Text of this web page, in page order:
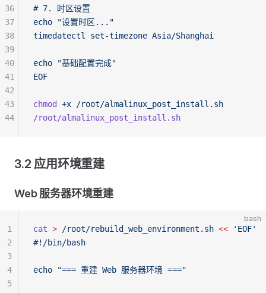
# 7. 时区设置
echo "设置时区..."
timedatectl set-timezone Asia/Shanghai
echo "基础配置完成"
EOF
chmod +x /root/almalinux_post_install.sh
/root/almalinux_post_install.sh
36
37
38
39
40
41
42
43
44
3.2 应用环境重建
Web 服务器环境重建
bash
cat > /root/rebuild_web_environment.sh << 'EOF'
#!/bin/bash
echo "=== 重建 Web 服务器环境 ==="
1
2
3
4
5